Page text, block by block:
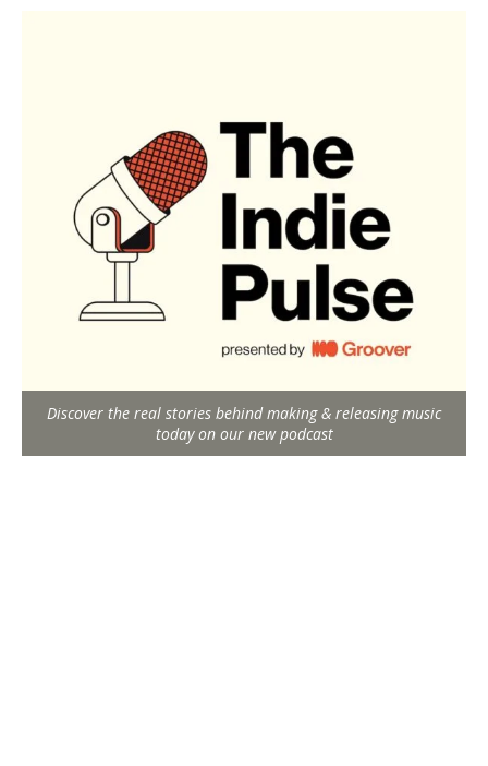
Discover the real stories behind making & releasing music
today on our new podcast